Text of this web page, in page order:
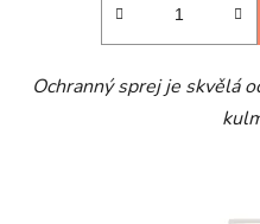
Ochranný sprej je skvělá